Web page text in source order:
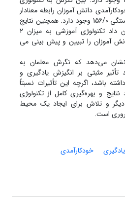
دانش آموزان رابطه معنادار
و مستقیمی با ضریب همبستگی 156/0 وجود دارد. همچنین نتایج
آزمون ضریب تعیین نشان داد تکنولوژی آموزشی به میزان 2
آموزان را تبیین و پیش بینی می
می‌دهد که نگرش معلمان به
تأثیر مثبتی بر انگیزش یادگیری و
باشد، اگرچه این تأثیرات نسبتاً
و بهره‌گیری کامل از تکنولوژی
و تلاش برای ایجاد یک محیط
است.
خودکارآمدی